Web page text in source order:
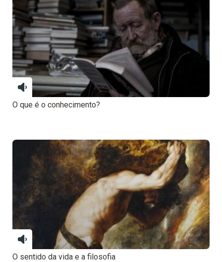
O que é o conhecimento?
O sentido da vida e a filosofia